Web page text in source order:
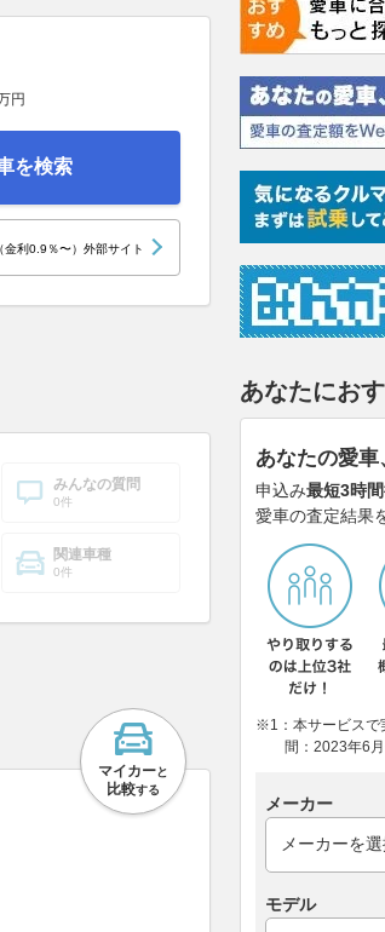
円
を検索
（金利0.9％〜）外部サイト
みんなの質問
0件
関連車種
0件
マイカーと
比較する
あなたにお
あなたの愛車
申込み最短3時
愛車の査定結果
※1：本サービスで
間：2023年6
メーカー
モデル